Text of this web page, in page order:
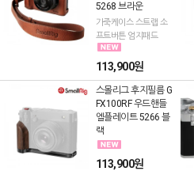
5268 브라운
가죽케이스 스트랩 소
프트버튼 엄지패드
113,900원
스몰리그 후지필름 G
FX100RF 우드핸들
엘플레이트 5266 블
랙
113,900원